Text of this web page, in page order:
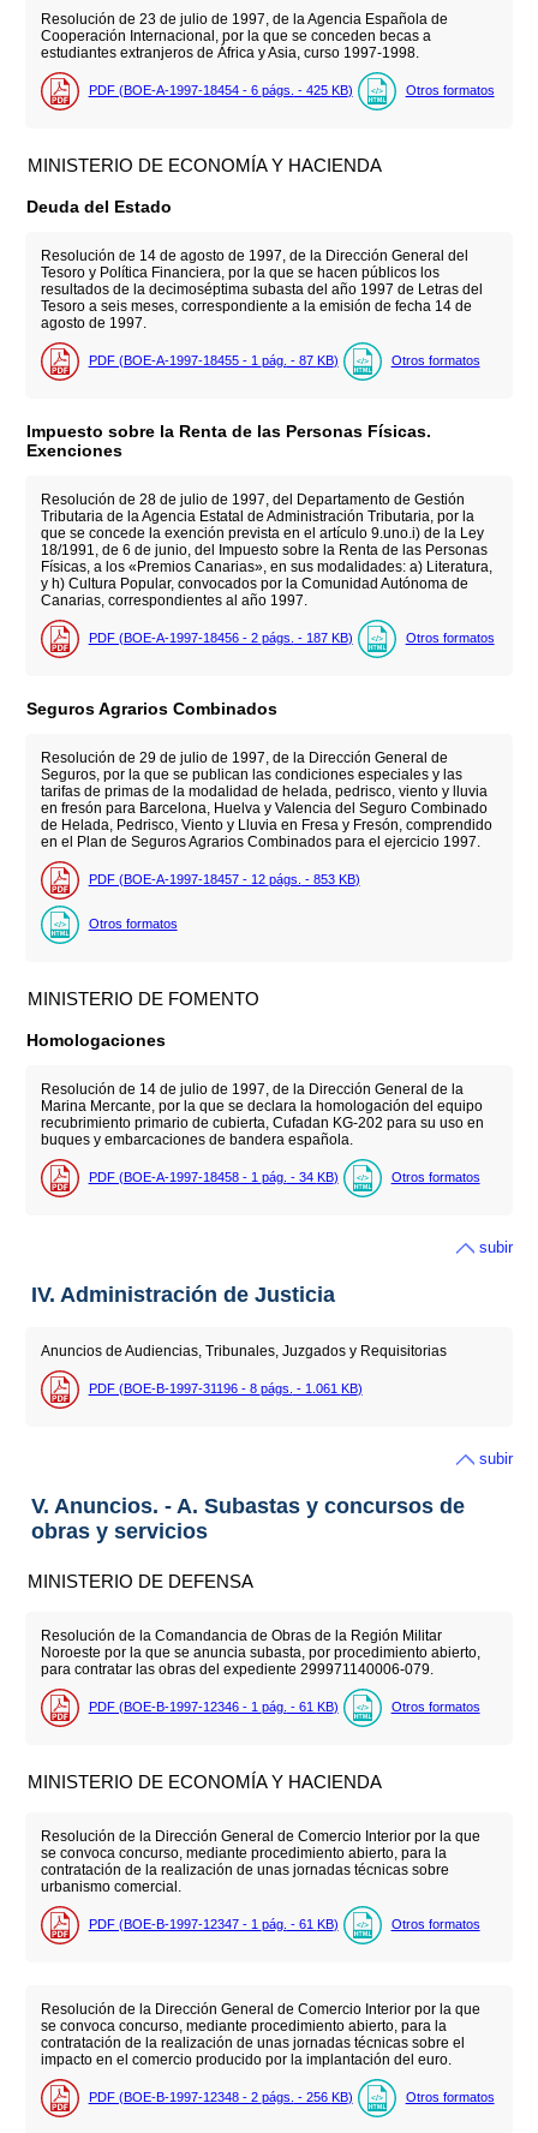
Resolución de 23 de julio de 1997, de la Agencia Española de
Cooperación Internacional, por la que se conceden becas a
estudiantes extranjeros de África y Asia, curso 1997-1998.
PDF (BOE-A-1997-18454 - 6 págs. - 425 KB) Otros formatos
MINISTERIO DE ECONOMÍA Y HACIENDA
Deuda del Estado
Resolución de 14 de agosto de 1997, de la Dirección General del
Tesoro y Política Financiera, por la que se hacen públicos los
resultados de la decimoséptima subasta del año 1997 de Letras del
Tesoro a seis meses, correspondiente a la emisión de fecha 14 de
agosto de 1997.
PDF (BOE-A-1997-18455 - 1 pág. - 87 KB) Otros formatos
Impuesto sobre la Renta de las Personas Físicas.
Exenciones
Resolución de 28 de julio de 1997, del Departamento de Gestión
Tributaria de la Agencia Estatal de Administración Tributaria, por la
que se concede la exención prevista en el artículo 9.uno.i) de la Ley
18/1991, de 6 de junio, del Impuesto sobre la Renta de las Personas
Físicas, a los «Premios Canarias», en sus modalidades: a) Literatura,
y h) Cultura Popular, convocados por la Comunidad Autónoma de
Canarias, correspondientes al año 1997.
PDF (BOE-A-1997-18456 - 2 págs. - 187 KB) Otros formatos
Seguros Agrarios Combinados
Resolución de 29 de julio de 1997, de la Dirección General de
Seguros, por la que se publican las condiciones especiales y las
tarifas de primas de la modalidad de helada, pedrisco, viento y lluvia
en fresón para Barcelona, Huelva y Valencia del Seguro Combinado
de Helada, Pedrisco, Viento y Lluvia en Fresa y Fresón, comprendido
en el Plan de Seguros Agrarios Combinados para el ejercicio 1997.
PDF (BOE-A-1997-18457 - 12 págs. - 853 KB)
Otros formatos
MINISTERIO DE FOMENTO
Homologaciones
Resolución de 14 de julio de 1997, de la Dirección General de la
Marina Mercante, por la que se declara la homologación del equipo
recubrimiento primario de cubierta, Cufadan KG-202 para su uso en
buques y embarcaciones de bandera española.
PDF (BOE-A-1997-18458 - 1 pág. - 34 KB) Otros formatos
subir
IV. Administración de Justicia
Anuncios de Audiencias, Tribunales, Juzgados y Requisitorias
PDF (BOE-B-1997-31196 - 8 págs. - 1.061 KB)
subir
V. Anuncios. - A. Subastas y concursos de
obras y servicios
MINISTERIO DE DEFENSA
Resolución de la Comandancia de Obras de la Región Militar
Noroeste por la que se anuncia subasta, por procedimiento abierto,
para contratar las obras del expediente 299971140006-079.
PDF (BOE-B-1997-12346 - 1 pág. - 61 KB) Otros formatos
MINISTERIO DE ECONOMÍA Y HACIENDA
Resolución de la Dirección General de Comercio Interior por la que
se convoca concurso, mediante procedimiento abierto, para la
contratación de la realización de unas jornadas técnicas sobre
urbanismo comercial.
PDF (BOE-B-1997-12347 - 1 pág. - 61 KB) Otros formatos
Resolución de la Dirección General de Comercio Interior por la que
se convoca concurso, mediante procedimiento abierto, para la
contratación de la realización de unas jornadas técnicas sobre el
impacto en el comercio producido por la implantación del euro.
PDF (BOE-B-1997-12348 - 2 págs. - 256 KB) Otros formatos